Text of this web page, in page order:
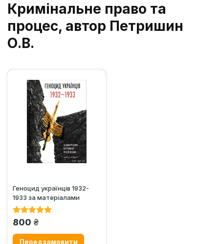
Кримінальне право та
процес, автор Петришин
О.В.
Геноцид українців 1932-
1933 за матеріалами
досудових розслідувань....
800 грн.